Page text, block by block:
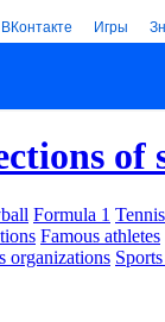
ВКонтакте Игры
of
Formula 1 Tennis
Famous athletes
organizations